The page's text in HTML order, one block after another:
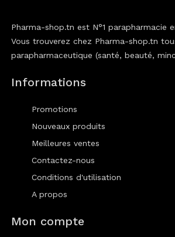
Pharma-shop.tn est N°1 parapharmacie
Vous trouverez chez Pharma-shop.tn
parapharmaceutique (santé, beauté,
Informations
Promotions
Nouveaux produits
Meilleures ventes
Contactez-nous
Conditions d'utilisation
A propos
Mon compte